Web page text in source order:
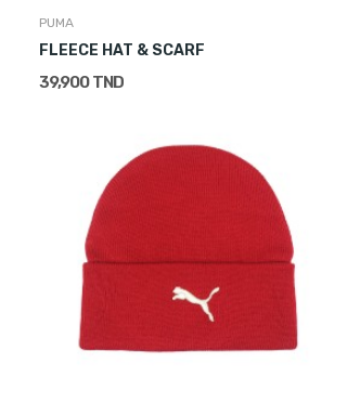
PUMA
FLEECE HAT & SCARF
39,900 TND